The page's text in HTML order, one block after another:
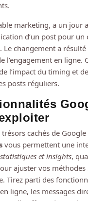
marketing, a un jour
d’un post pour un
Le changement a résulté
l’engagement en ligne.
l’impact du timing et de
posts réguliers.
cachés de Google
vous permettent une
statistiques et insights,
ajuster vos méthodes
Tirez parti des
ligne, les messages